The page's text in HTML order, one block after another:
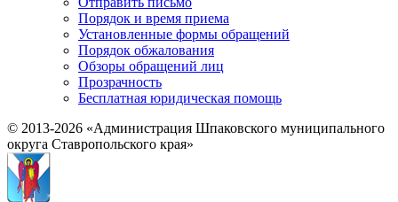
Порядок и время приема
Установленные формы обращений
Порядок обжалования
Обзоры обращений лиц
Прозрачность
Бесплатная юридическая помощь
© 2013-2026 «Администрация Шпаковского муниципального
округа Ставропольского края»